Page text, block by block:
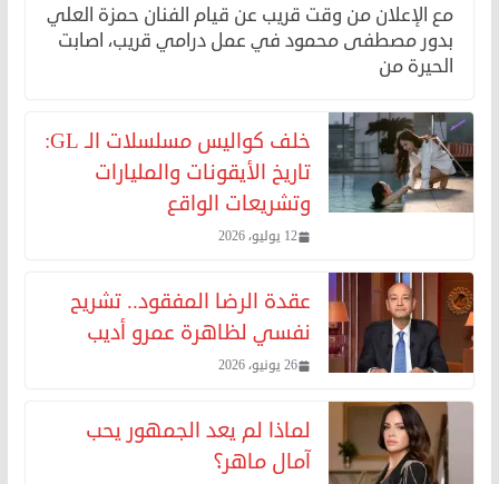
مع الإعلان من وقت قريب عن قيام الفنان حمزة العلي
بدور مصطفى محمود في عمل درامي قريب، اصابت
الحيرة من
خلف كواليس مسلسلات الـ GL:
تاريخ الأيقونات والمليارات
وتشريعات الواقع
12 يوليو، 2026
عقدة الرضا المفقود.. تشريح
نفسي لظاهرة عمرو أديب
26 يونيو، 2026
لماذا لم يعد الجمهور يحب
آمال ماهر؟